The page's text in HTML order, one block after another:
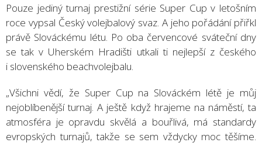
Pouze jediný turnaj prestižní série Super Cup v letošním
roce vypsal Český volejbalový svaz. A jeho pořádání přiřkl
právě Slováckému létu. Po oba červencové sváteční dny
se tak v Uherském Hradišti utkali ti nejlepší z českého
i slovenského beachvolejbalu.
„Všichni vědí, že Super Cup na Slováckém létě je můj
nejoblíbenější turnaj. A ještě když hrajeme na náměstí, ta
atmosféra je opravdu skvělá a bouřlivá, má standardy
evropských turnajů, takže se sem vždycky moc těšíme.